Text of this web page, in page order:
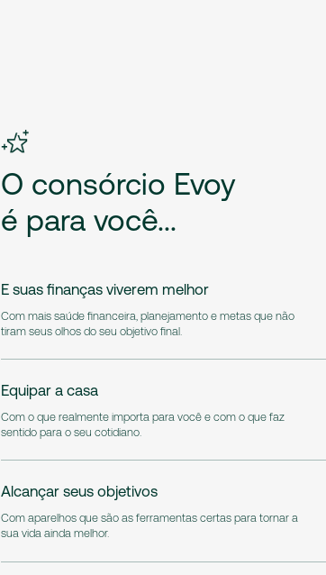
O consórcio Evoy
é para você...
E suas finanças viverem melhor
Com mais saúde financeira, planejamento e metas que não
tiram seus olhos do seu objetivo final.
Equipar a casa
Com o que realmente importa para você e com o que faz
sentido para o seu cotidiano.
Alcançar seus objetivos
Com aparelhos que são as ferramentas certas para tornar a
sua vida ainda melhor.